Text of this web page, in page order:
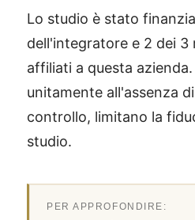
Lo studio è stato
dell'integratore e 2 dei 3
affiliati a questa
unitamente all'assenza
controllo, limitano la
studio.